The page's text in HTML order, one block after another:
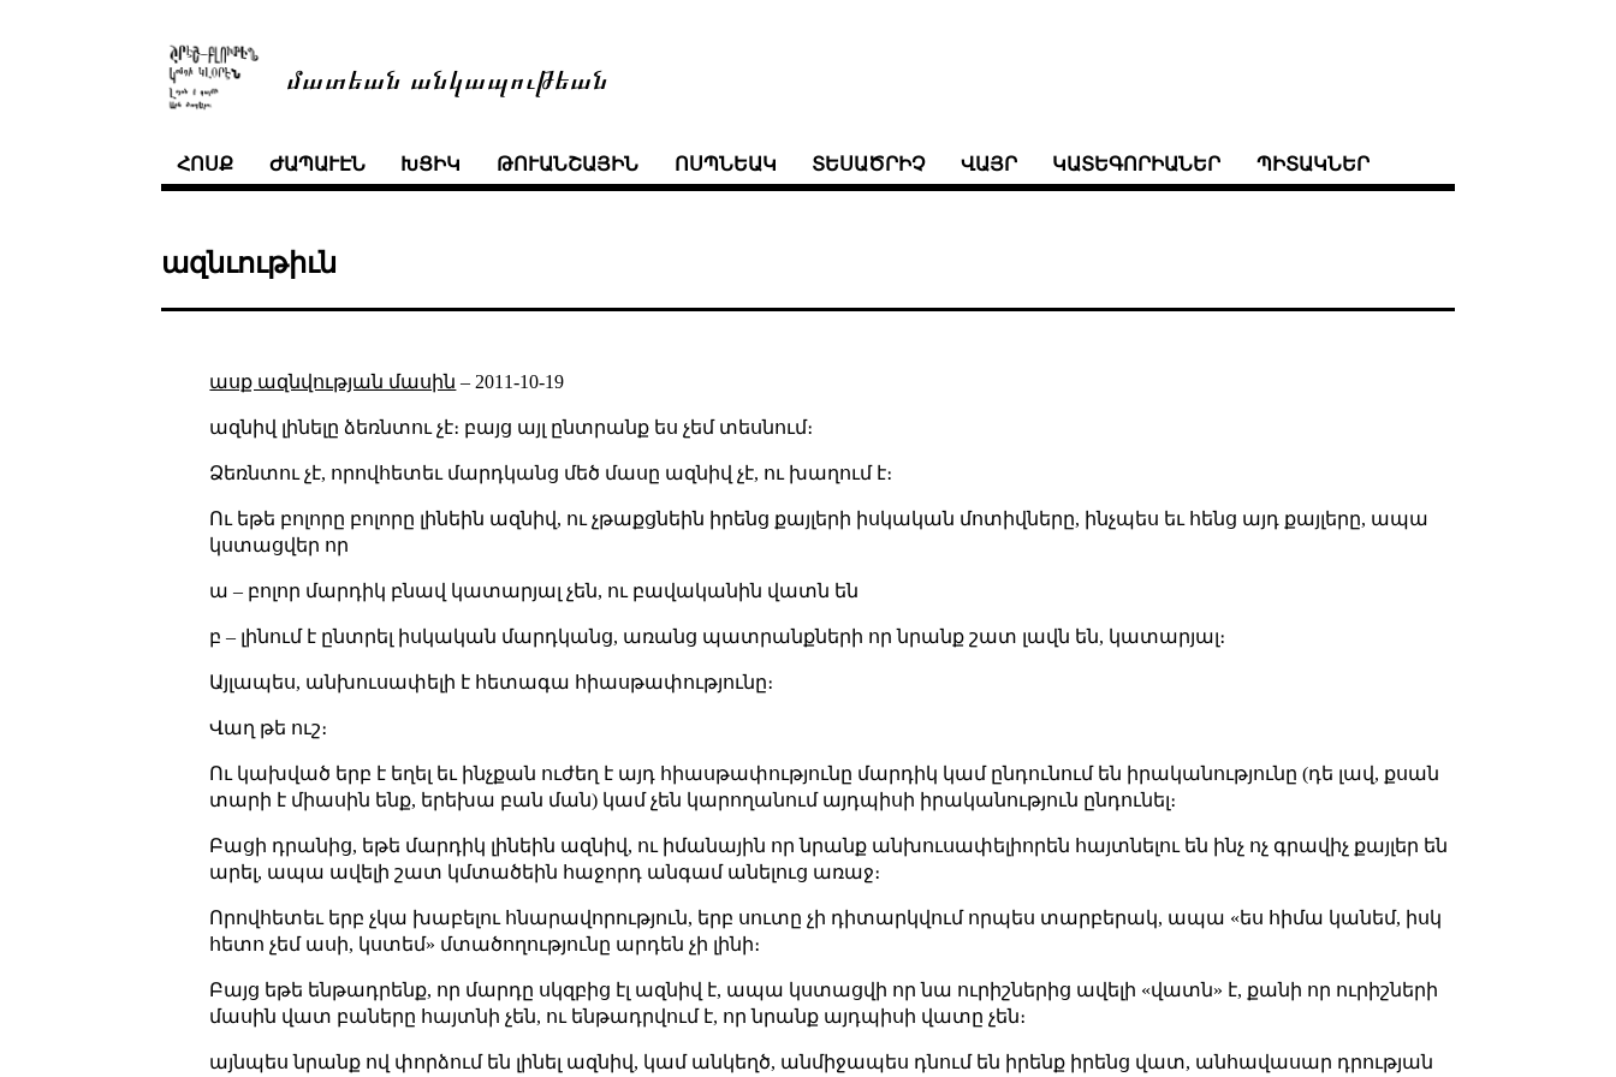
մատեան անկապութեան
ՀՈՍՔ ԺԱՊԱՒԷՆ ԽՑԻԿ ԹՈՒԱՆՇԱՅԻՆ ՈՍՊՆԵԱԿ ՏԵՍԱԾՐԻՉ ՎԱՅՐ ԿԱՏԵԳՈՐԻԱՆԵՐ ՊԻՏԱԿՆԵՐ
ազնւութիւն
ասք ազնվության մասին – 2011-10-19
ազնիվ լինելը ձեռնտու չէ։ բայց այլ ընտրանք ես չեմ տեսնում։
Ձեռնտու չէ, որովհետեւ մարդկանց մեծ մասը ազնիվ չէ, ու խաղում է։
Ու եթե բոլորը բոլորը լինեին ազնիվ, ու չթաքցնեին իրենց քայլերի իսկական մոտիվները, ինչպես եւ հենց այդ քայլերը, ապա
կստացվեր որ
ա – բոլոր մարդիկ բնավ կատարյալ չեն, ու բավականին վատն են
բ – լինում է ընտրել իսկական մարդկանց, առանց պատրանքների որ նրանք շատ լավն են, կատարյալ։
Այլապես, անխուսափելի է հետագա հիասթափությունը։
Վաղ թե ուշ։
Ու կախված երբ է եղել եւ ինչքան ուժեղ է այդ հիասթափությունը մարդիկ կամ ընդունում են իրականությունը (դե լավ, քսան
տարի է միասին ենք, երեխա բան ման) կամ չեն կարողանում այդպիսի իրականություն ընդունել։
Բացի դրանից, եթե մարդիկ լինեին ազնիվ, ու իմանային որ նրանք անխուսափելիորեն հայտնելու են ինչ ոչ գրավիչ քայլեր են
արել, ապա ավելի շատ կմտածեին հաջորդ անգամ անելուց առաջ։
Որովհետեւ երբ չկա խաբելու հնարավորություն, երբ սուտը չի դիտարկվում որպես տարբերակ, ապա «ես հիմա կանեմ, իսկ
հետո չեմ ասի, կստեմ» մտածողությունը արդեն չի լինի։
Բայց եթե ենթադրենք, որ մարդը սկզբից էլ ազնիվ է, ապա կստացվի որ նա ուրիշներից ավելի «վատն» է, քանի որ ուրիշների
մասին վատ բաները հայտնի չեն, ու ենթադրվում է, որ նրանք այդպիսի վատը չեն։
այնպես նրանք ով փորձում են լինել ազնիվ, կամ անկեղծ, անմիջապես դնում են իրենք իրենց վատ, անհավասար դրության